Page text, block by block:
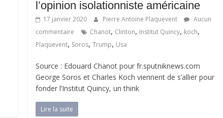
l’opinion isolationniste américaine
17 janvier 2020 Pierre Antoine Plaquevent
Aucun
commentaire
Chanot, Clinton, Institut Quincy, koch,
Plaquevent, Soros,Trump, Usa
Source : Edouard Chanot pour fr.sputniknews.com
George Soros et Charles Koch viennent de s’allier pour
fonder l’Institut Quincy, un think
Lire la suite